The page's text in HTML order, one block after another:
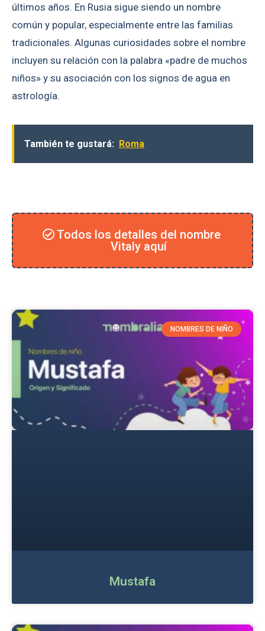
últimos años. En Rusia sigue siendo un nombre
común y popular, especialmente entre las familias
tradicionales. Algunas curiosidades sobre el nombre
incluyen su relación con la palabra «padre de muchos
niños» y su asociación con los signos de agua en
astrología.
También te gustará: Roma
Todos los detalles del nombre
Vitaly aquí
NOMBRES DE NIÑO
Mustafa